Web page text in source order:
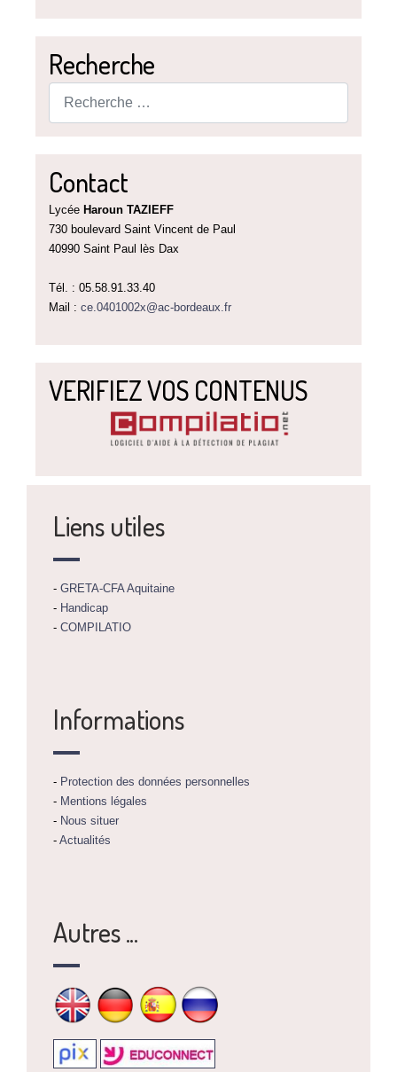
Recherche
Contact
Lycée Haroun TAZIEFF
730 boulevard Saint Vincent de Paul
40990 Saint Paul lès Dax
Tél. : 05.58.91.33.40
Mail : ce.0401002x@ac-bordeaux.fr
VERIFIEZ VOS CONTENUS
Liens utiles
- GRETA-CFA Aquitaine
- Handicap
- COMPILATIO
Informations
- Protection des données personnelles
- Mentions légales
- Nous situer
- Actualités
Autres ...